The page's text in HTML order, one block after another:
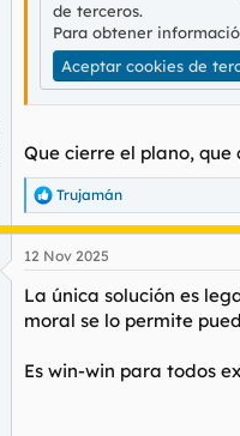
de terceros.
Para obtener
Aceptar cookies de
Que cierre el plano,
R
e
a
c
i
o
s
Trujamán
12 Nov 2025
La única solución es
moral se lo permite
Es win-win para todos